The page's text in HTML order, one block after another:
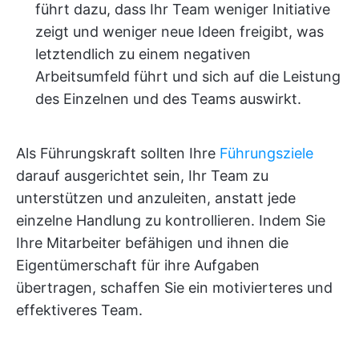
führt dazu, dass Ihr Team weniger Initiative
zeigt und weniger neue Ideen freigibt, was
letztendlich zu einem negativen
Arbeitsumfeld führt und sich auf die Leistung
des Einzelnen und des Teams auswirkt.
Als Führungskraft sollten Ihre Führungsziele
darauf ausgerichtet sein, Ihr Team zu
unterstützen und anzuleiten, anstatt jede
einzelne Handlung zu kontrollieren. Indem Sie
Ihre Mitarbeiter befähigen und ihnen die
Eigentümerschaft für ihre Aufgaben
übertragen, schaffen Sie ein motivierteres und
effektiveres Team.